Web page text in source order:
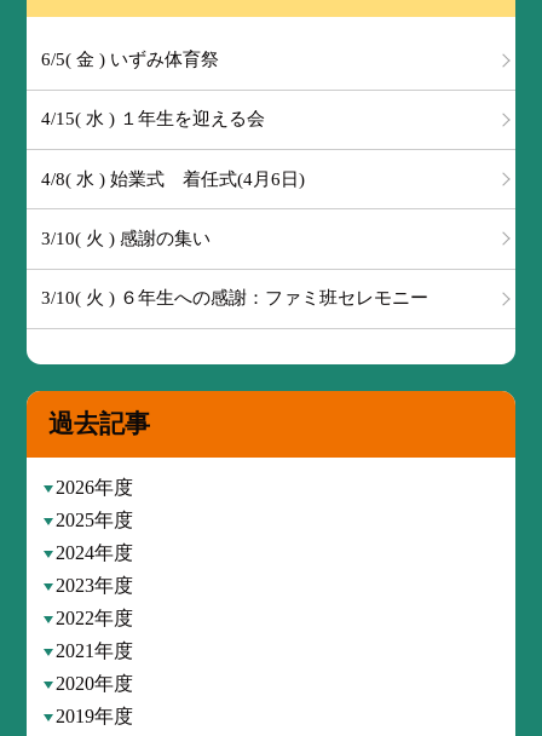
6/5( 金 ) いずみ体育祭
4/15( 水 ) １年生を迎える会
4/8( 水 ) 始業式 着任式(4月6日)
3/10( 火 ) 感謝の集い
3/10( 火 ) ６年生への感謝：ファミ班セレモニー
過去記事
2026年度
2025年度
2024年度
2023年度
2022年度
2021年度
2020年度
2019年度